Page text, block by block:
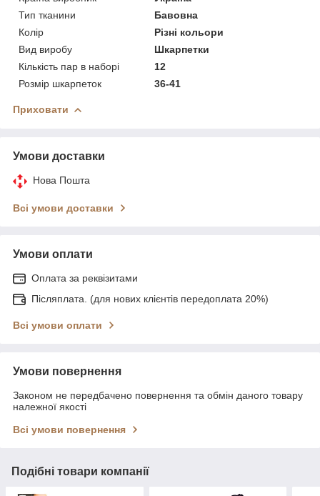
Тип тканини
Бавовна
Колір
Різні кольори
Вид виробу
Шкарпетки
Кількість пар в наборі
12
Розмір шкарпеток
36-41
Приховати
Умови доставки
Нова Пошта
Всі умови доставки
Умови оплати
Оплата за реквізитами
Післяплата. (для нових клієнтів передоплата 20%)
Всі умови оплати
Умови повернення
Законом не передбачено повернення та обмін даного товару
належної якості
Всі умови повернення
Подібні товари компанії